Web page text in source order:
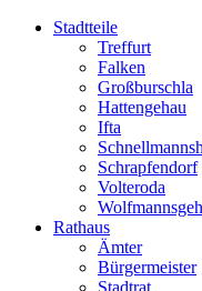
Stadtteile
Treffurt
Falken
Großburschla
Hattengehau
Ifta
Schrapfendorf
Volteroda
Rathaus
Ämter
Bürgermeister
Stadtrat